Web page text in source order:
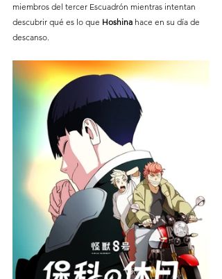
miembros del tercer Escuadrón mientras intentan
descubrir qué es lo que Hoshina hace en su día de
descanso.